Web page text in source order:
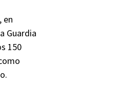
en
Guardia
150